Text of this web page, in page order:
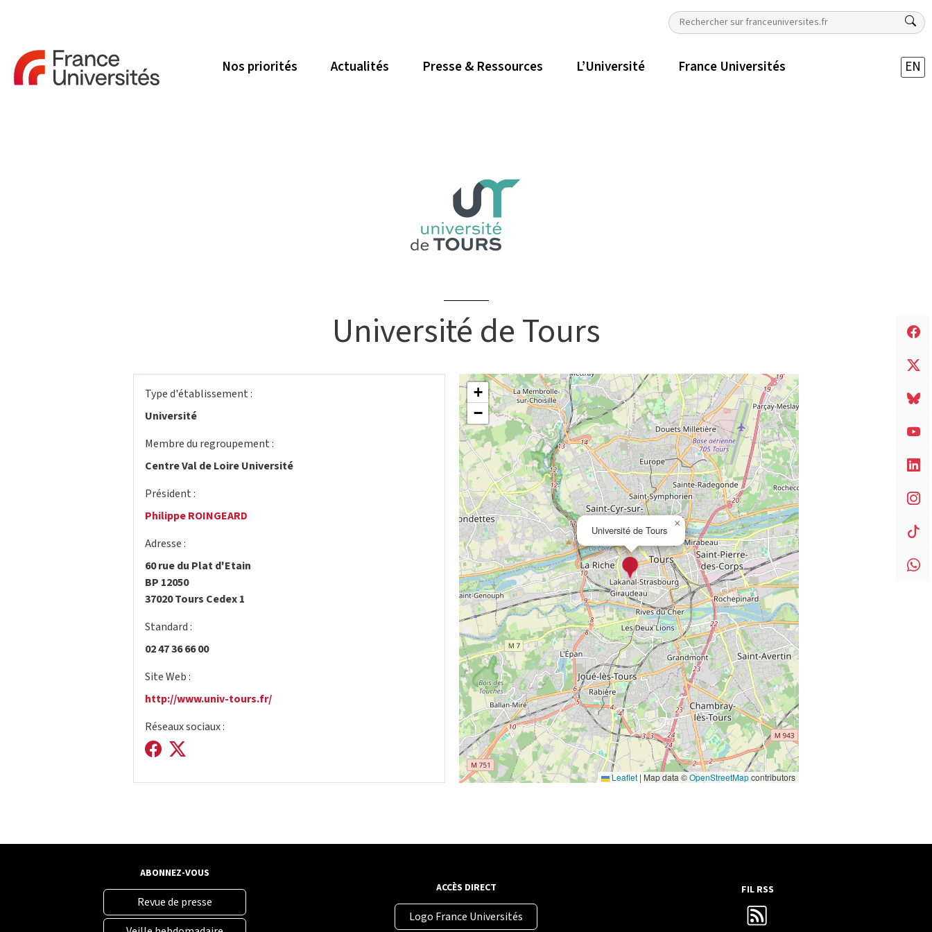
Nos priorités Actualités Presse & Ressources L’Université France Universités EN
Université de Tours
Type d'établissement :
Université
Membre du regroupement :
Centre Val de Loire Université
Président :
Philippe ROINGEARD
Adresse :
60 rue du Plat d'Etain
BP 12050
37020 Tours Cedex 1
Standard :
02 47 36 66 00
Site Web :
http://www.univ-tours.fr/
Réseaux sociaux :
Université de Tours
×
+
−
Leaflet | Map data ©OpenStreetMapcontributors
ABONNEZ-VOUS
Revue de presse
ACCÈS DIRECT
Logo France Universités
FIL RSS